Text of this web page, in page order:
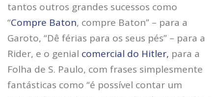
tantos outros grandes sucessos como
“Compre Baton, compre Baton” – para a
Garoto, “Dê férias para os seus pés” – para a
Rider, e o genial comercial do Hitler, para a
Folha de S. Paulo, com frases simplesmente
fantásticas como “é possível contar um